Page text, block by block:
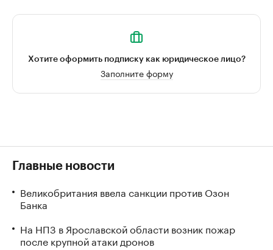
Хотите оформить подписку как юридическое лицо?
Заполните форму
Главные новости
Великобритания ввела санкции против Озон
Банка
На НПЗ в Ярославской области возник пожар
после крупной атаки дронов